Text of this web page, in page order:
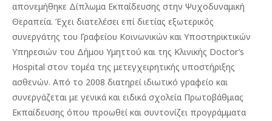
απονεμήθηκε Δίπλωμα Εκπαίδευσης στην Ψυχοδυναμική
Θεραπεία. Έχει διατελέσει επί διετίας εξωτερικός
συνεργάτης του Γραφείου Κοινωνικών και Υποστηρικτικών
Υπηρεσιών του Δήμου Υμηττού και της Κλινικής Doctor’s
Hospital στον τομέα της μετεγχειρητικής υποστήριξης
ασθενών. Από το 2008 διατηρεί ιδιωτικό γραφείο και
συνεργάζεται με γενικά και ειδικά σχολεία Πρωτοβάθμιας
Εκπαίδευσης όπου προωθεί και συντονίζει προγράμματα